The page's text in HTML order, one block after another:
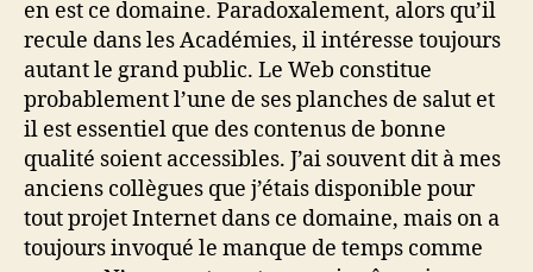
en est ce domaine. Paradoxalement, alors qu’il
recule dans les Académies, il intéresse toujours
autant le grand public. Le Web constitue
probablement l’une de ses planches de salut et
il est essentiel que des contenus de bonne
qualité soient accessibles. J’ai souvent dit à mes
anciens collègues que j’étais disponible pour
tout projet Internet dans ce domaine, mais on a
toujours invoqué le manque de temps comme